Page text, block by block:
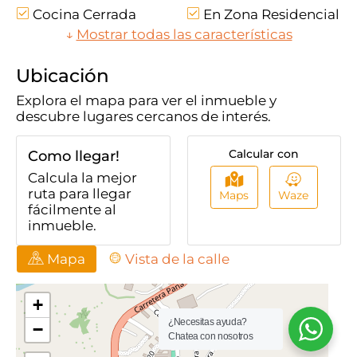
Cocina Cerrada
En Zona Residencial
Zona De Ropas
Trans. Público
Estado Del
Inmueble Para
Remodelar
↓ Mostrar todas las características
Ubicación
Explora el mapa para ver el inmueble y
descubre lugares cercanos de interés.
Como llegar!
Calcula la mejor
ruta para llegar
fácilmente al
inmueble.
Calcular con
Maps Waze
Mapa Vista de la calle
¿Necesitas ayuda?
Chatea con nosotros